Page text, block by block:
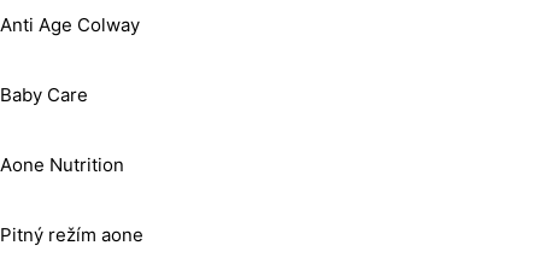
Anti Age Colway
Baby Care
Aone Nutrition
Pitný režím aone